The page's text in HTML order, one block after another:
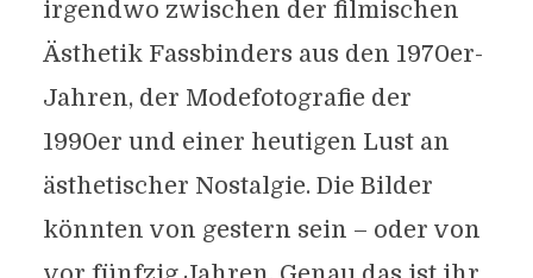
irgendwo zwischen der filmischen
Ästhetik Fassbinders aus den 1970er-
Jahren, der Modefotografie der
1990er und einer heutigen Lust an
ästhetischer Nostalgie. Die Bilder
könnten von gestern sein – oder von